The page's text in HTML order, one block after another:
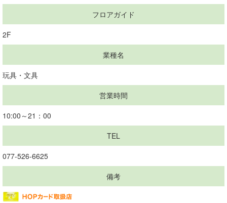
フロアガイド
2F
業種名
玩具・文具
営業時間
10:00～21：00
TEL
077-526-6625
備考